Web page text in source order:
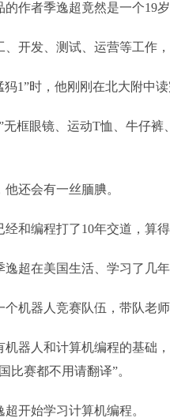
作者季逸超竟然是一个19岁
、开发、测试、运营等工作
1”时，他刚刚在北大附中读
无框眼镜、运动T恤、牛仔
还会有一丝腼腆。
和编程打了10年交道，算得
逸超在美国生活、学习了几
机器人竞赛队伍，带队老师
机器人和计算机编程的基础
比赛都不用请翻译”。
开始学习计算机编程。